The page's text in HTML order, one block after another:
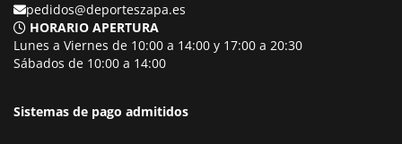
pedidos@deporteszapa.es
HORARIO APERTURA
Lunes a Viernes de 10:00 a 14:00 y 17:00 a 20:30
Sábados de 10:00 a 14:00
Sistemas de pago admitidos